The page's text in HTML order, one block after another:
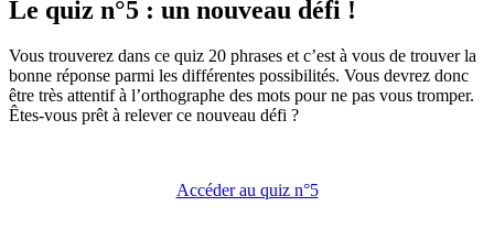
Le quiz n°5 : un nouveau défi !
Vous trouverez dans ce quiz 20 phrases et c’est à vous de trouver la
bonne réponse parmi les différentes possibilités. Vous devrez donc
être très attentif à l’orthographe des mots pour ne pas vous tromper.
Êtes-vous prêt à relever ce nouveau défi ?
Accéder au quiz n°5